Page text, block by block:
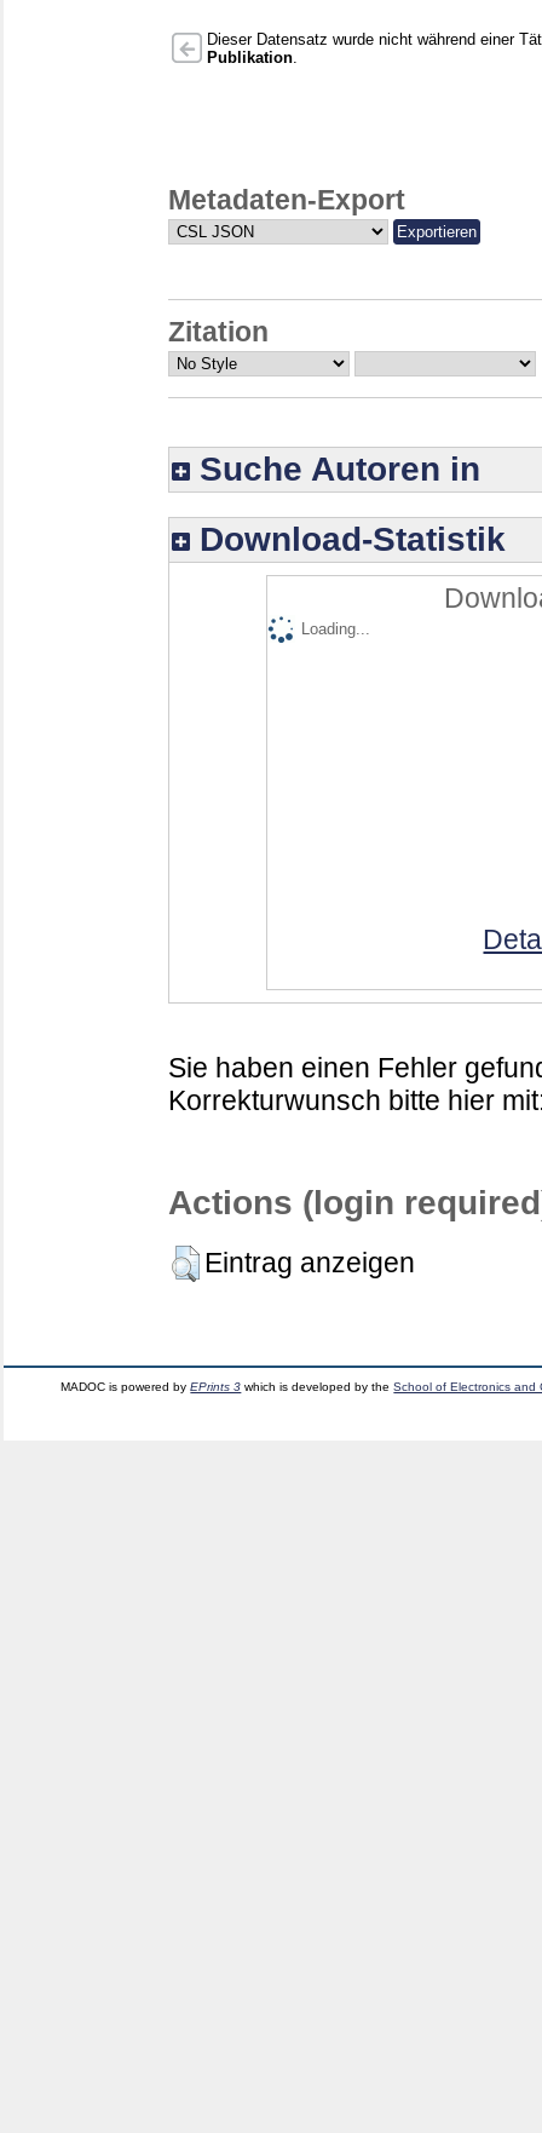
Dieser Datensatz wurde nicht während einer
Publikation
Metadaten-Export
Zitation
Suche Autoren in
Download-Statistik
Loading...
Sie haben einen Fehler
Korrekturwunsch bitte hier
Actions (login
Eintrag anzeigen
MADOC is powered byEPrints 3 which is developed by theSchool of Electronics and